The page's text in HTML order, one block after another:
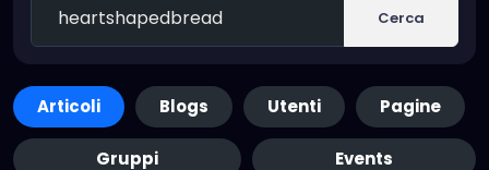
Cerca
Articoli Blogs Utenti Pagine
Gruppi Events